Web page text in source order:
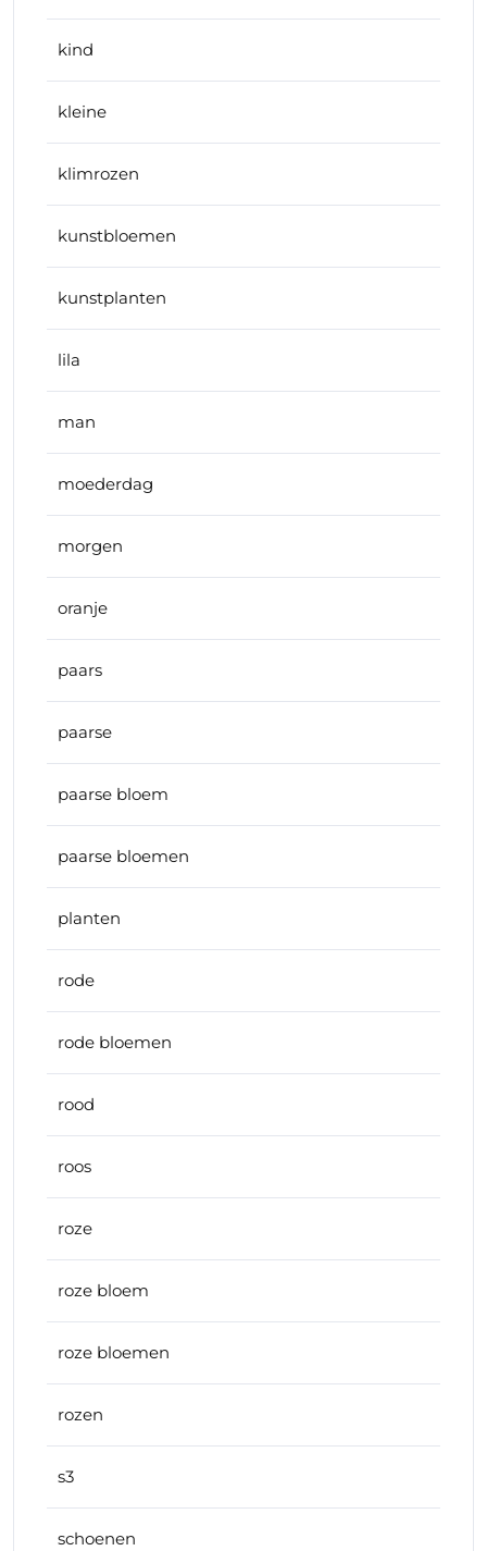
kind
kleine
klimrozen
kunstbloemen
kunstplanten
lila
man
moederdag
morgen
oranje
paars
paarse
paarse bloem
paarse bloemen
planten
rode
rode bloemen
rood
roos
roze
roze bloem
roze bloemen
rozen
s3
schoenen